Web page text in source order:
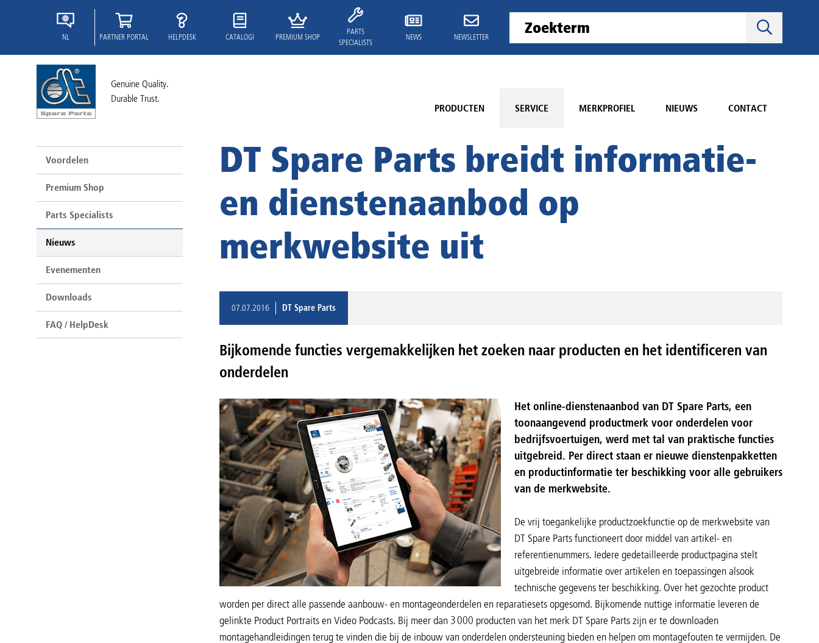
NL PARTNER PORTAL HELPDESK CATALOGI PREMIUM SHOP
PARTS
SPECIALISTS
NEWS NEWSLETTER
Genuine Quality.
Durable Trust.
PRODUCTEN
SERVICE MERKPROFIEL NIEUWS CONTACT
DT Spare Parts breidt informatie-
en dienstenaanbod op
merkwebsite uit
07.07.2016 DT Spare Parts
Bijkomende functies vergemakkelijken het zoeken naar producten en het identificeren van
onderdelen
Het online-dienstenaanbod van DT Spare Parts, een
toonaangevend productmerk voor onderdelen voor
bedrijfsvoertuigen, werd met tal van praktische functies
uitgebreid. Per direct staan er nieuwe dienstenpakketten
en productinformatie ter beschikking voor alle gebruikers
van de merkwebsite.
De vrij toegankelijke productzoekfunctie op de merkwebsite van
DT Spare Parts functioneert door middel van artikel- en
referentienummers. Iedere gedetailleerde productpagina stelt
uitgebreide informatie over artikelen en toepassingen alsook
technische gegevens ter beschikking. Over het gezochte product
worden per direct alle passende aanbouw- en montageonderdelen en reparatiesets opgesomd. Bijkomende nuttige informatie leveren de
gelinkte Product Portraits en Video Podcasts. Bij meer dan 3 000 producten van het merk DT Spare Parts zijn er te downloaden
montagehandleidingen terug te vinden die bij de inbouw van onderdelen ondersteuning bieden en helpen om montagefouten te vermijden. De
Voordelen
Premium Shop
Parts Specialists
Nieuws
Evenementen
Downloads
FAQ / HelpDesk